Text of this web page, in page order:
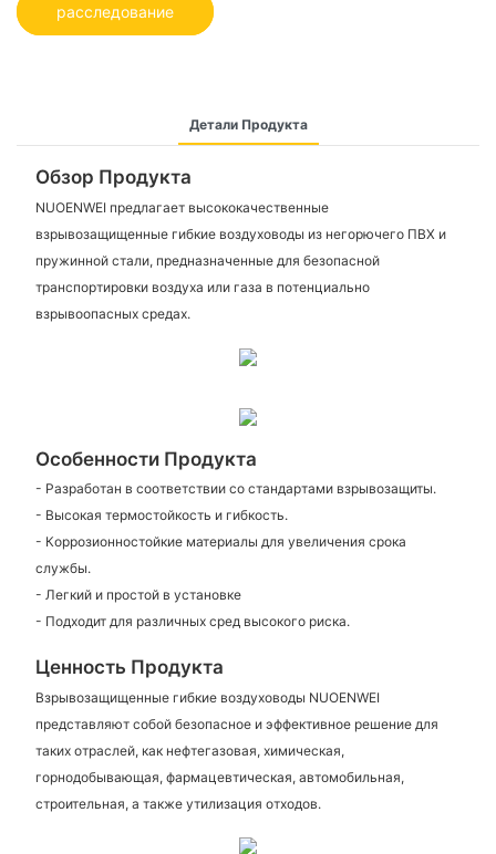
расследование
Детали Продукта
Обзор Продукта
NUOENWEI предлагает высококачественные
взрывозащищенные гибкие воздуховоды из негорючего ПВХ и
пружинной стали, предназначенные для безопасной
транспортировки воздуха или газа в потенциально
взрывоопасных средах.
Особенности Продукта
- Разработан в соответствии со стандартами взрывозащиты.
- Высокая термостойкость и гибкость.
- Коррозионностойкие материалы для увеличения срока
службы.
- Легкий и простой в установке
- Подходит для различных сред высокого риска.
Ценность Продукта
Взрывозащищенные гибкие воздуховоды NUOENWEI
представляют собой безопасное и эффективное решение для
таких отраслей, как нефтегазовая, химическая,
горнодобывающая, фармацевтическая, автомобильная,
строительная, а также утилизация отходов.